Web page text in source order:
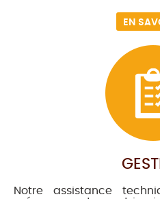
EN
Notre assistance